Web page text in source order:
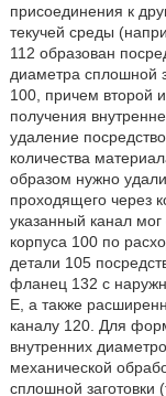
присоединения к
текучей среды
112 образован
диаметра сплошной
100, причем второй
получения
удаление
количества
образом нужно
проходящего через
указанный канал
корпуса 100 по
детали 105
фланец 132 с
Е, а также
каналу 120. Для
внутренних
механической
сплошной заготовки